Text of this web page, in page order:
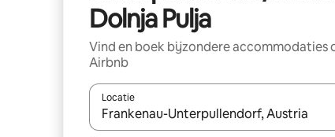
Dolnja Pulja
Vind en boek bijzondere accommodaties
Airbnb
Locatie
Wanneer er suggesties beschikbaar zijn,